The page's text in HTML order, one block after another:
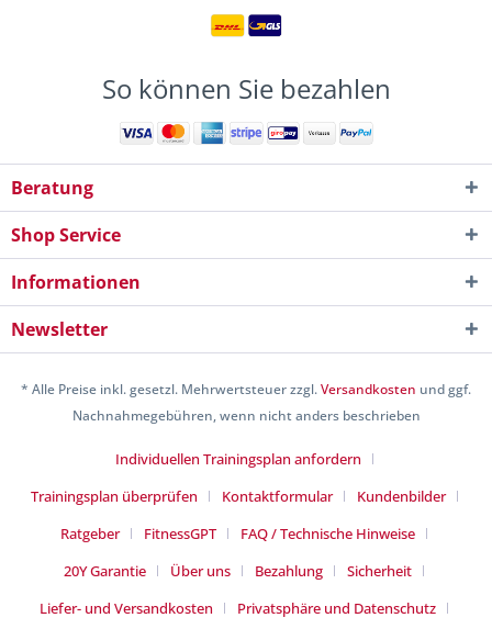
So können Sie bezahlen
Beratung
Shop Service
Informationen
Newsletter
* Alle Preise inkl. gesetzl. Mehrwertsteuer zzgl.Versandkosten und ggf.
Nachnahmegebühren, wenn nicht anders beschrieben
Individuellen Trainingsplan anfordern
Trainingsplan überprüfen
Kontaktformular
Kundenbilder
Ratgeber
FitnessGPT
FAQ / Technische Hinweise
20Y Garantie
Über uns Bezahlung
Sicherheit
Liefer- und Versandkosten
Privatsphäre und Datenschutz